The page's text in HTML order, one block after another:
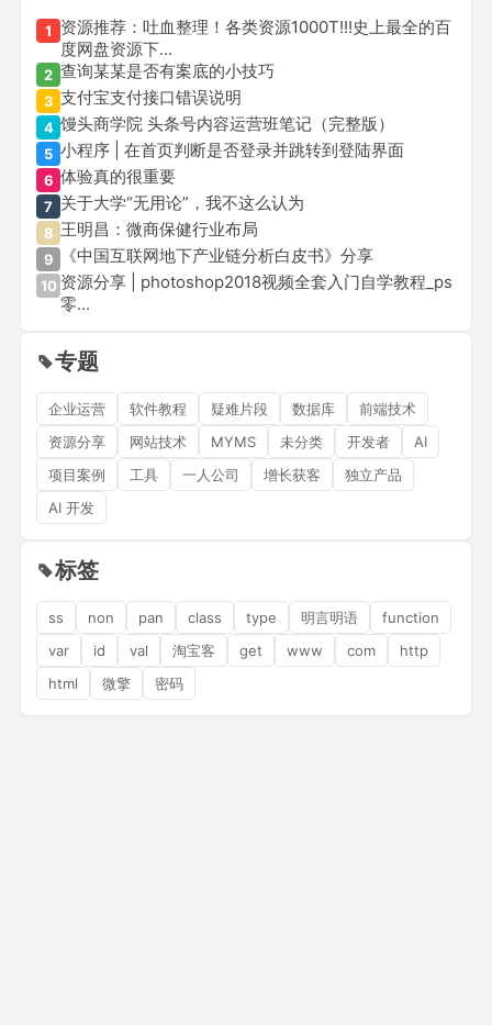
1
资源推荐：吐血整理！各类资源1000T!!!史上最全的百
度网盘资源下...
2 查询某某是否有案底的小技巧
3 支付宝支付接口错误说明
4 馒头商学院 头条号内容运营班笔记（完整版）
5 小程序 | 在首页判断是否登录并跳转到登陆界面
6 体验真的很重要
7 关于大学“无用论”，我不这么认为
8 王明昌：微商保健行业布局
9 《中国互联网地下产业链分析白皮书》分享
10 资源分享 | photoshop2018视频全套入门自学教程_ps
零...
专题
企业运营 软件教程 疑难片段 数据库
前端技术
资源分享
网站技术 MYMS 未分类 开发者
AI
项目案例
工具 一人公司 增长获客
独立产品
AI 开发
标签
ss non pan class type 明言明语
function
var
id val 淘宝客 get www com
http
html
微擎 密码